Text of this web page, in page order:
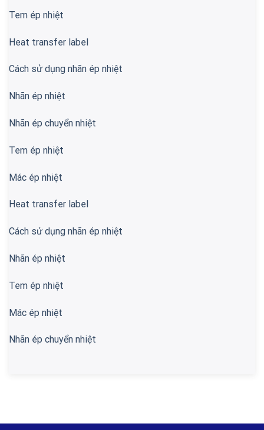
Tem ép nhiệt
Heat transfer label
Cách sử dụng nhãn ép nhiệt
Nhãn ép nhiệt
Nhãn ép chuyển nhiệt
Tem ép nhiệt
Mác ép nhiệt
Heat transfer label
Cách sử dụng nhãn ép nhiệt
Nhãn ép nhiệt
Tem ép nhiệt
Mác ép nhiệt
Nhãn ép chuyển nhiệt